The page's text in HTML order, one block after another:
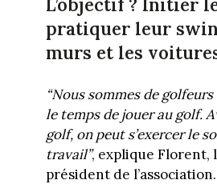
L’objectif ? Initier
pratiquer leur
murs et les
“Nous sommes de golfeurs
le temps de jouer au golf.
golf, on peut s’exercer le
travail”, explique Florent,
président de